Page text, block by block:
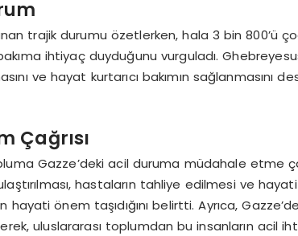
trajik durumu özetlerken, hala 3 bin 800’ü
ihtiyaç duyduğunu vurguladı.
ve hayat kurtarıcı bakımın sağlanmasını
Çağrısı
Gazze’deki acil duruma müdahale etme
hastaların tahliye edilmesi ve
önem taşıdığını belirtti. Ayrıca,
uluslararası toplumdan bu insanların acil